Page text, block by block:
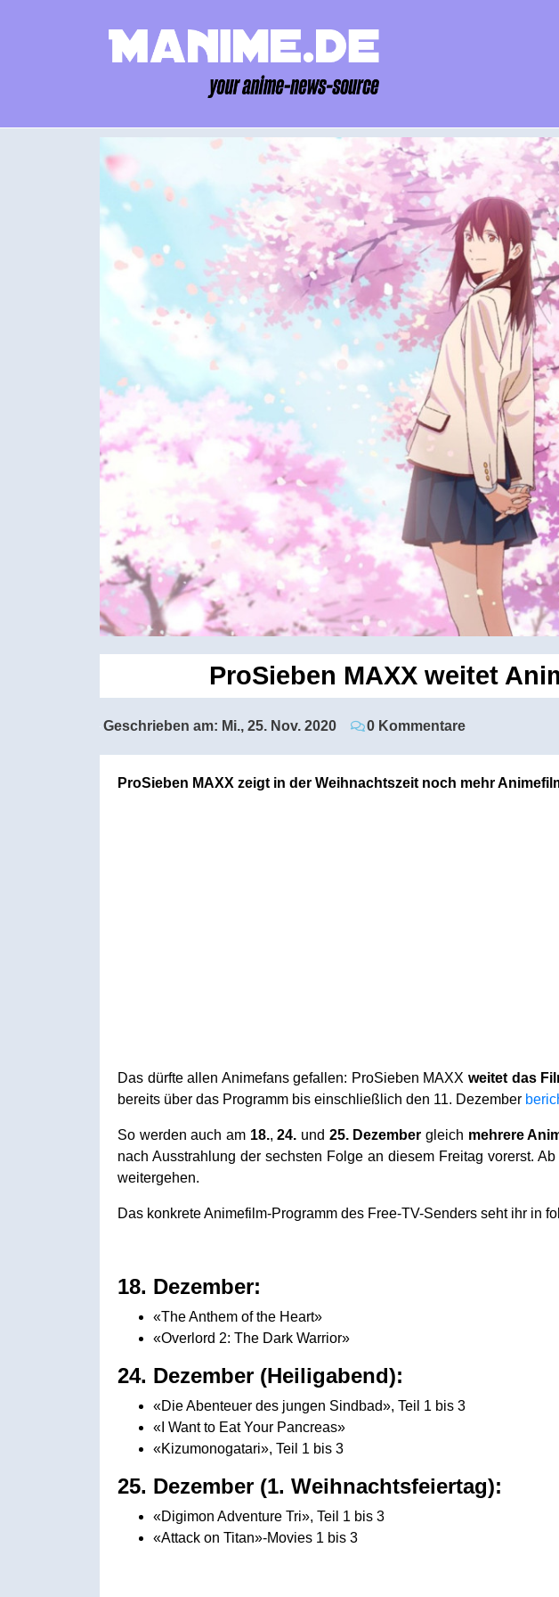
ProSieben MAXX weitet
Geschrieben am: Mi., 25. Nov. 2020 0 Kommentare
ProSieben MAXX zeigt in der Weihnachtszeit noch mehr
Das dürfte allen Animefans gefallen: ProSieben MAXXweitet das
bereits über das Programm bis einschließlich den 11. Dezember
So werden auch am 18.,24. und 25. Dezember gleich mehrere
nach Ausstrahlung der sechsten Folge an diesem Freitag vorerst. Ab
weitergehen.
Das konkrete Animefilm-Programm des Free-TV-Senders seht ihr in
18. Dezember:
«The Anthem of the Heart»
«Overlord 2: The Dark Warrior»
24. Dezember (Heiligabend):
«Die Abenteuer des jungen Sindbad», Teil 1 bis 3
«I Want to Eat Your Pancreas»
«Kizumonogatari», Teil 1 bis 3
25. Dezember (1. Weihnachtsfeiertag):
«Digimon Adventure Tri», Teil 1 bis 3
«Attack on Titan»-Movies 1 bis 3